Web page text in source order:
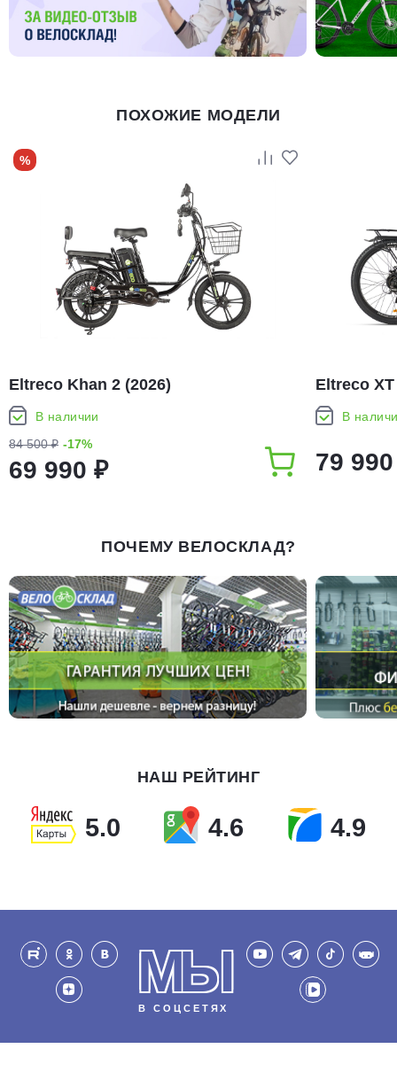
ПОХОЖИЕ МОДЕЛИ
%
Eltreco Khan 2 (2026)
В наличии
84 500 ₽ -17%
69 990 ₽
Eltreco
В
79
ПОЧЕМУ ВЕЛОСКЛАД?
НАШ РЕЙТИНГ
5.0 4.6 4.9
МЫ
В СОЦСЕТЯХ